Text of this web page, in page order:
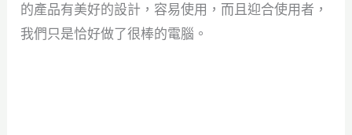
的產品有美好的設計，容易使用，而且迎合使用者，
我們只是恰好做了很棒的電腦。